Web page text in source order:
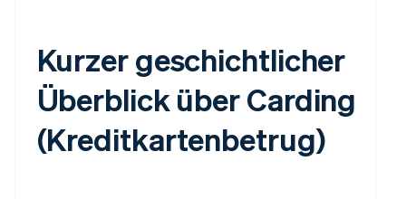
Kurzer geschichtlicher
Überblick über Carding
(Kreditkartenbetrug)